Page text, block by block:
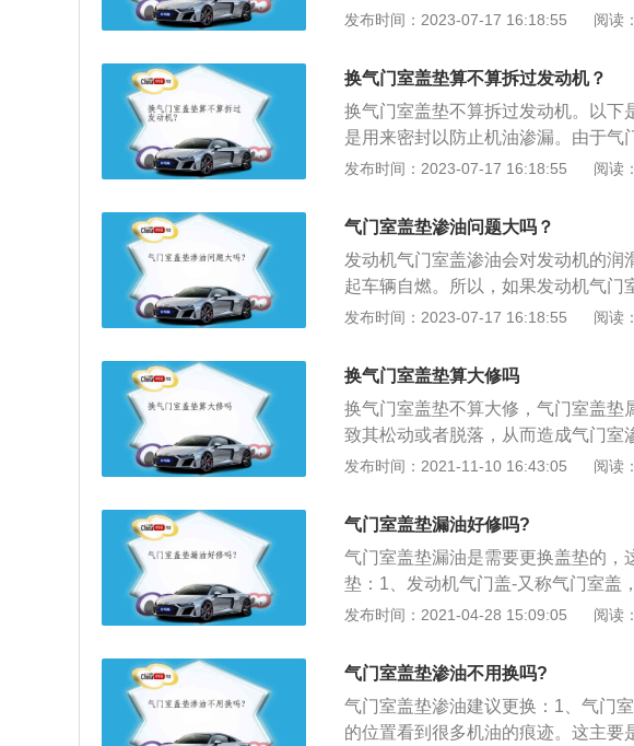
质多为橡胶，时间一长难免会出现老
箱强制通风阀堵塞、密封圈密封胶质
的上面，渗漏出来的机油会顺着气缸
缸体上的机油蒸发，产生刺鼻气味。
发布时间：2023-07-17 16:18:55 阅读
换气门室盖垫算不算拆过发动机？
换气门室盖垫不算拆过发动机。以下
是用来密封以防止机油渗漏。由于气
出现老化变硬，因此容易出现机油渗
致气门室盖垫处渗油。2、介绍二：
会顺着气缸往下流，发动机工作时
产生刺鼻气味。
发布时间：2023-07-17 16:18:55 阅读
气门室盖垫渗油问题大吗？
发动机气门室盖渗油会对发动机的润
起车辆自燃。所以，如果发动机气门
查维修。发动机气门室盖渗油原因：
油。2、气门室盖垫老化。当汽车购
室盖垫老化是正常现象。有关发动机
起到密封作用，防止漏油。车辆每行
要及时更换。
发布时间：2023-07-17 16:18:55 阅读
换气门室盖垫算大修吗
换气门室盖垫不算大修，气门室盖垫
致其松动或者脱落，从而造成气门室
查。发动机气门室盖主要起到密封作
漏油，从而造成安全隐患。其中，气
艺不好，另一个是气门室盖垫老化
现问题，很容易使其在挤压中发生
配，必要时要更换新的气门室。2、
行驶里程过长时，气门室盖垫老化是
发布时间：2021-11-10 16:43:05 阅读
气门室盖垫漏油好修吗?
气门室盖垫漏油是需要更换盖垫的，
垫：1、发动机气门盖-又称气门室盖
的杆式发动机润滑油关闭，使发动机
在一定条件下，使可燃混合气在其内
汽缸盖，在下面是汽缸体，最下面的
发布时间：2021-04-28 15:09:05 阅读
气门室盖垫渗油不用换吗?
气门室盖垫渗油建议更换：1、气门
的位置看到很多机油的痕迹。这主要